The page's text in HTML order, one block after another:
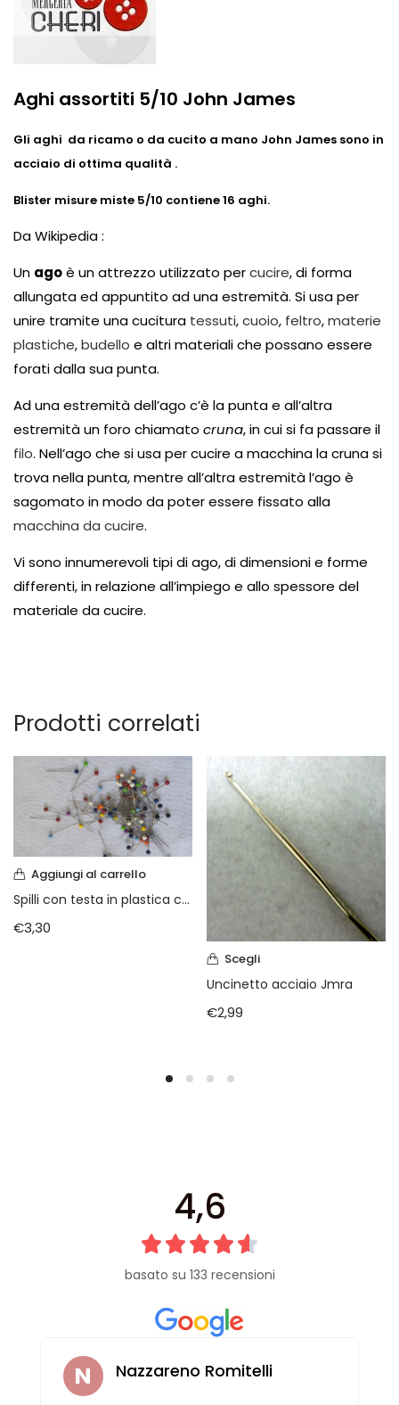
Aghi assortiti 5/10 John James
Gli aghi da ricamo o da cucito a mano John James sono in
acciaio di ottima qualità .
Blister misure miste 5/10 contiene 16 aghi.
Da Wikipedia :
Un agoè un attrezzo utilizzato percucire, di forma
allungata ed appuntito ad una estremità. Si usa per
unire tramite una cucitura tessuti,cuoio, feltro,materie
plastiche,budello e altri materiali che possano essere
forati dalla sua punta.
Ad una estremità dell’ago c’è la punta e all’altra
estremità un foro chiamato cruna, in cui si fa passare il
filo. Nell’ago che si usa per cucire a macchina la cruna si
trova nella punta, mentre all’altra estremità l’ago è
sagomato in modo da poter essere fissato alla
macchina da cucire.
Vi sono innumerevoli tipi di ago, di dimensioni e forme
differenti, in relazione all’impiego e allo spessore del
materiale da cucire.
Prodotti correlati
Aggiungi al carrello
Spilli con testa in plastica colorata
€3,30
Scegli
Uncinetto acciaio Jmra
€2,99
4,6
basato su 133 recensioni
Nazzareno Romitelli